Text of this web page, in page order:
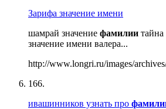
Зарифа значение имени
шамрай значение фамилии тайна
значение имени валера...
http://www.longri.ru/images/
166.
ивашинников узнать про